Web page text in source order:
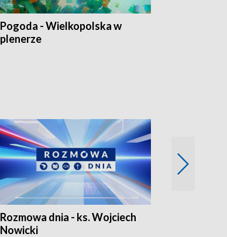
Pogoda - Wielkopolska w
plenerze
Rozmowa dnia - ks. Wojciech
Nowicki